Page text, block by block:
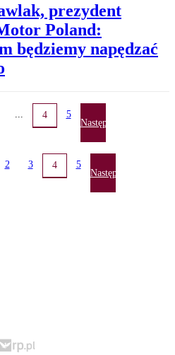
prezydent
Poland:
będziemy napędzać
... 4 5
Następna
2 3 4 5
Następna